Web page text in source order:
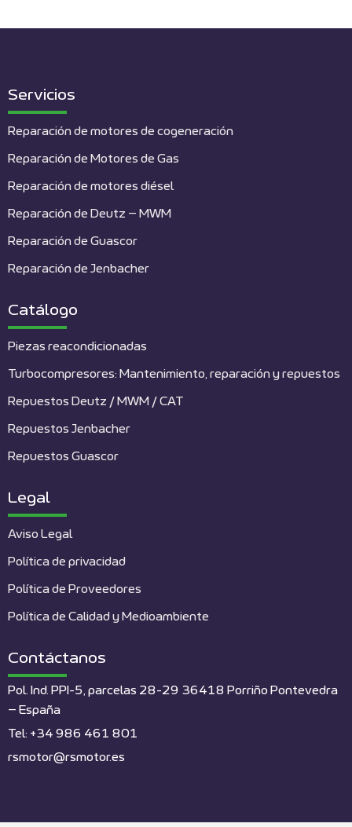
Servicios
Reparación de motores de cogeneración
Reparación de Motores de Gas
Reparación de motores diésel
Reparación de Deutz – MWM
Reparación de Guascor
Reparación de Jenbacher
Catálogo
Piezas reacondicionadas
Turbocompresores: Mantenimiento, reparación y repuestos
Repuestos Deutz / MWM / CAT
Repuestos Jenbacher
Repuestos Guascor
Legal
Aviso Legal
Política de privacidad
Política de Proveedores
Política de Calidad y Medioambiente
Contáctanos
Pol. Ind. PPI-5, parcelas 28-29 36418 Porriño Pontevedra
– España
Tel: +34 986 461 801
rsmotor@rsmotor.es